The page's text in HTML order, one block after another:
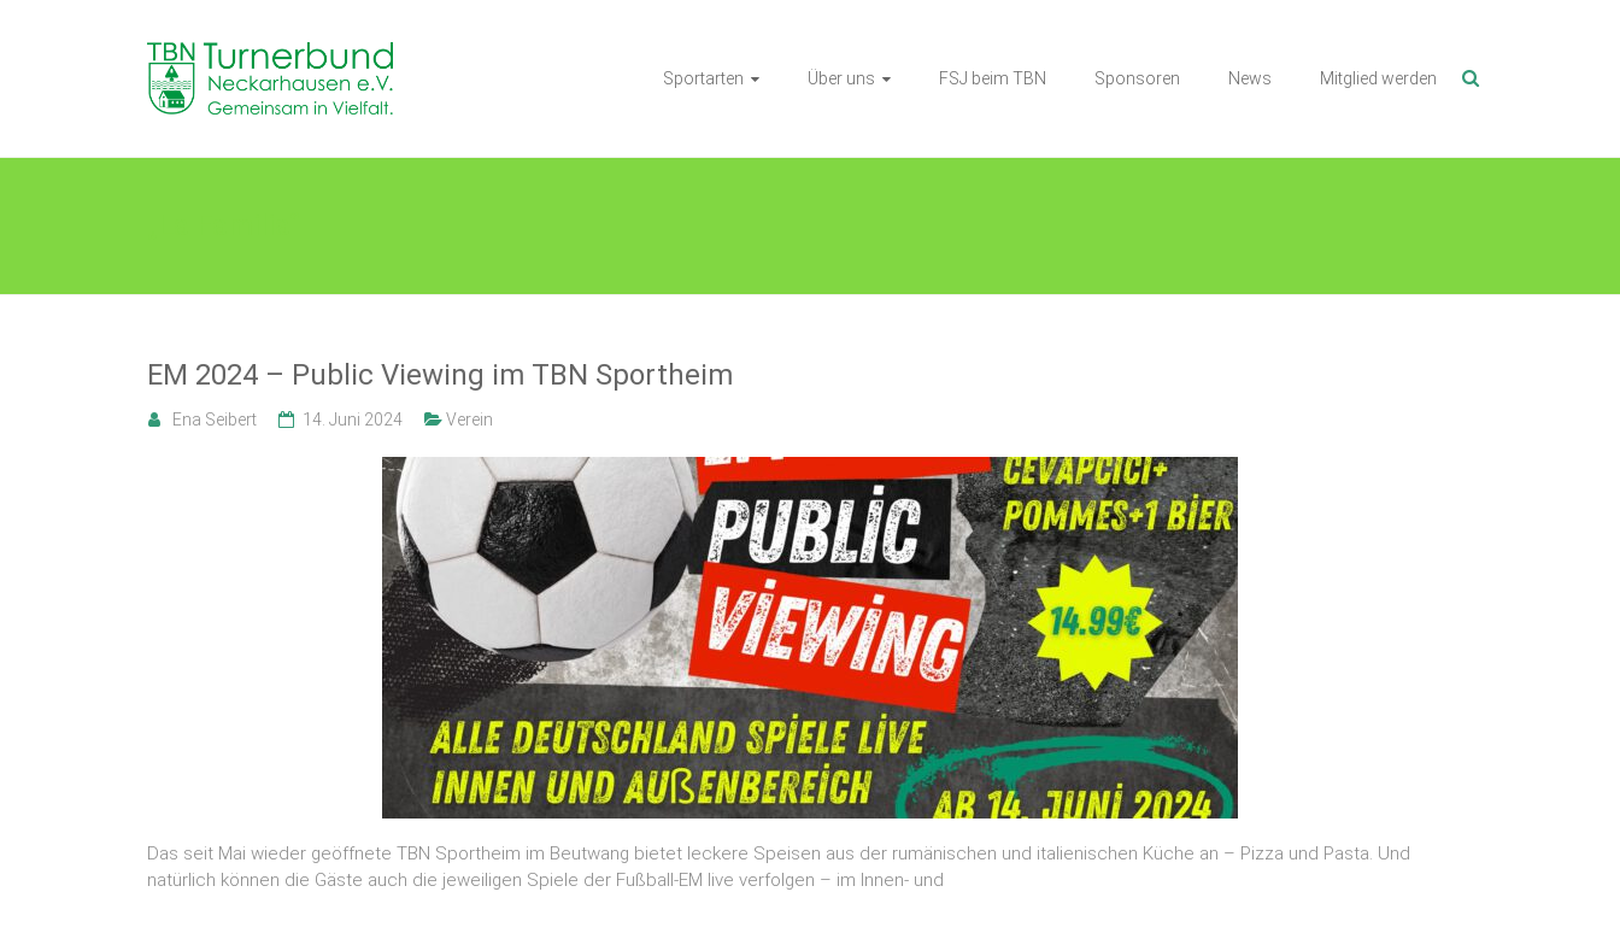
TB
Neckarhausen
in
Sportarten Über uns FSJ beim TBN Sponsoren News Mitglied werden
EM 2024 – Public Viewing im TBN Sportheim
Ena Seibert 14. Juni 2024 Verein
Das seit Mai wieder geöffnete TBN Sportheim im Beutwang bietet leckere Speisen aus der rumänischen und italienischen Küche an – Pizza und Pasta. Und
natürlich können die Gäste auch die jeweiligen Spiele der Fußball-EM live verfolgen – im Innen- und